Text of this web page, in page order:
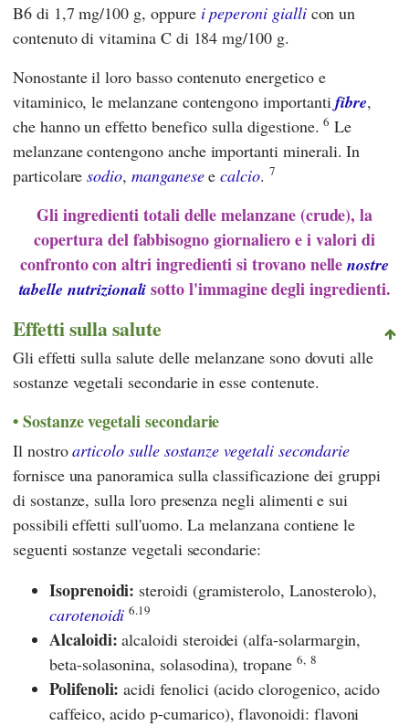
B6 di 1,7 mg/100 g, oppure i peperoni giallicon un
contenuto di vitamina C di 184 mg/100 g.
Nonostante il loro basso contenuto energetico e
vitaminico, le melanzane contengono importantifibre,
che hanno un effetto benefico sulla digestione.6 Le
melanzane contengono anche importanti minerali. In
particolaresodio, manganeseecalcio. 7
Gli ingredienti totali delle melanzane (crude), la
copertura del fabbisogno giornaliero e i valori di
confronto con altri ingredienti si trovano nellenostre
tabelle nutrizionali sotto l'immagine degli ingredienti.
Effetti sulla salute
Gli effetti sulla salute delle melanzane sono dovuti alle
sostanze vegetali secondarie in esse contenute.
Sostanze vegetali secondarie
Il nostroarticolo sulle sostanze vegetali secondarie
fornisce una panoramica sulla classificazione dei gruppi
di sostanze, sulla loro presenza negli alimenti e sui
possibili effetti sull'uomo. La melanzana contiene le
seguenti sostanze vegetali secondarie:
Isoprenoidi: steroidi (gramisterolo, Lanosterolo),
carotenoidi 6.19
Alcaloidi: alcaloidi steroidei (alfa-solarmargin,
beta-solasonina, solasodina), tropane 6, 8
Polifenoli: acidi fenolici (acido clorogenico, acido
caffeico, acido p-cumarico), flavonoidi: flavoni